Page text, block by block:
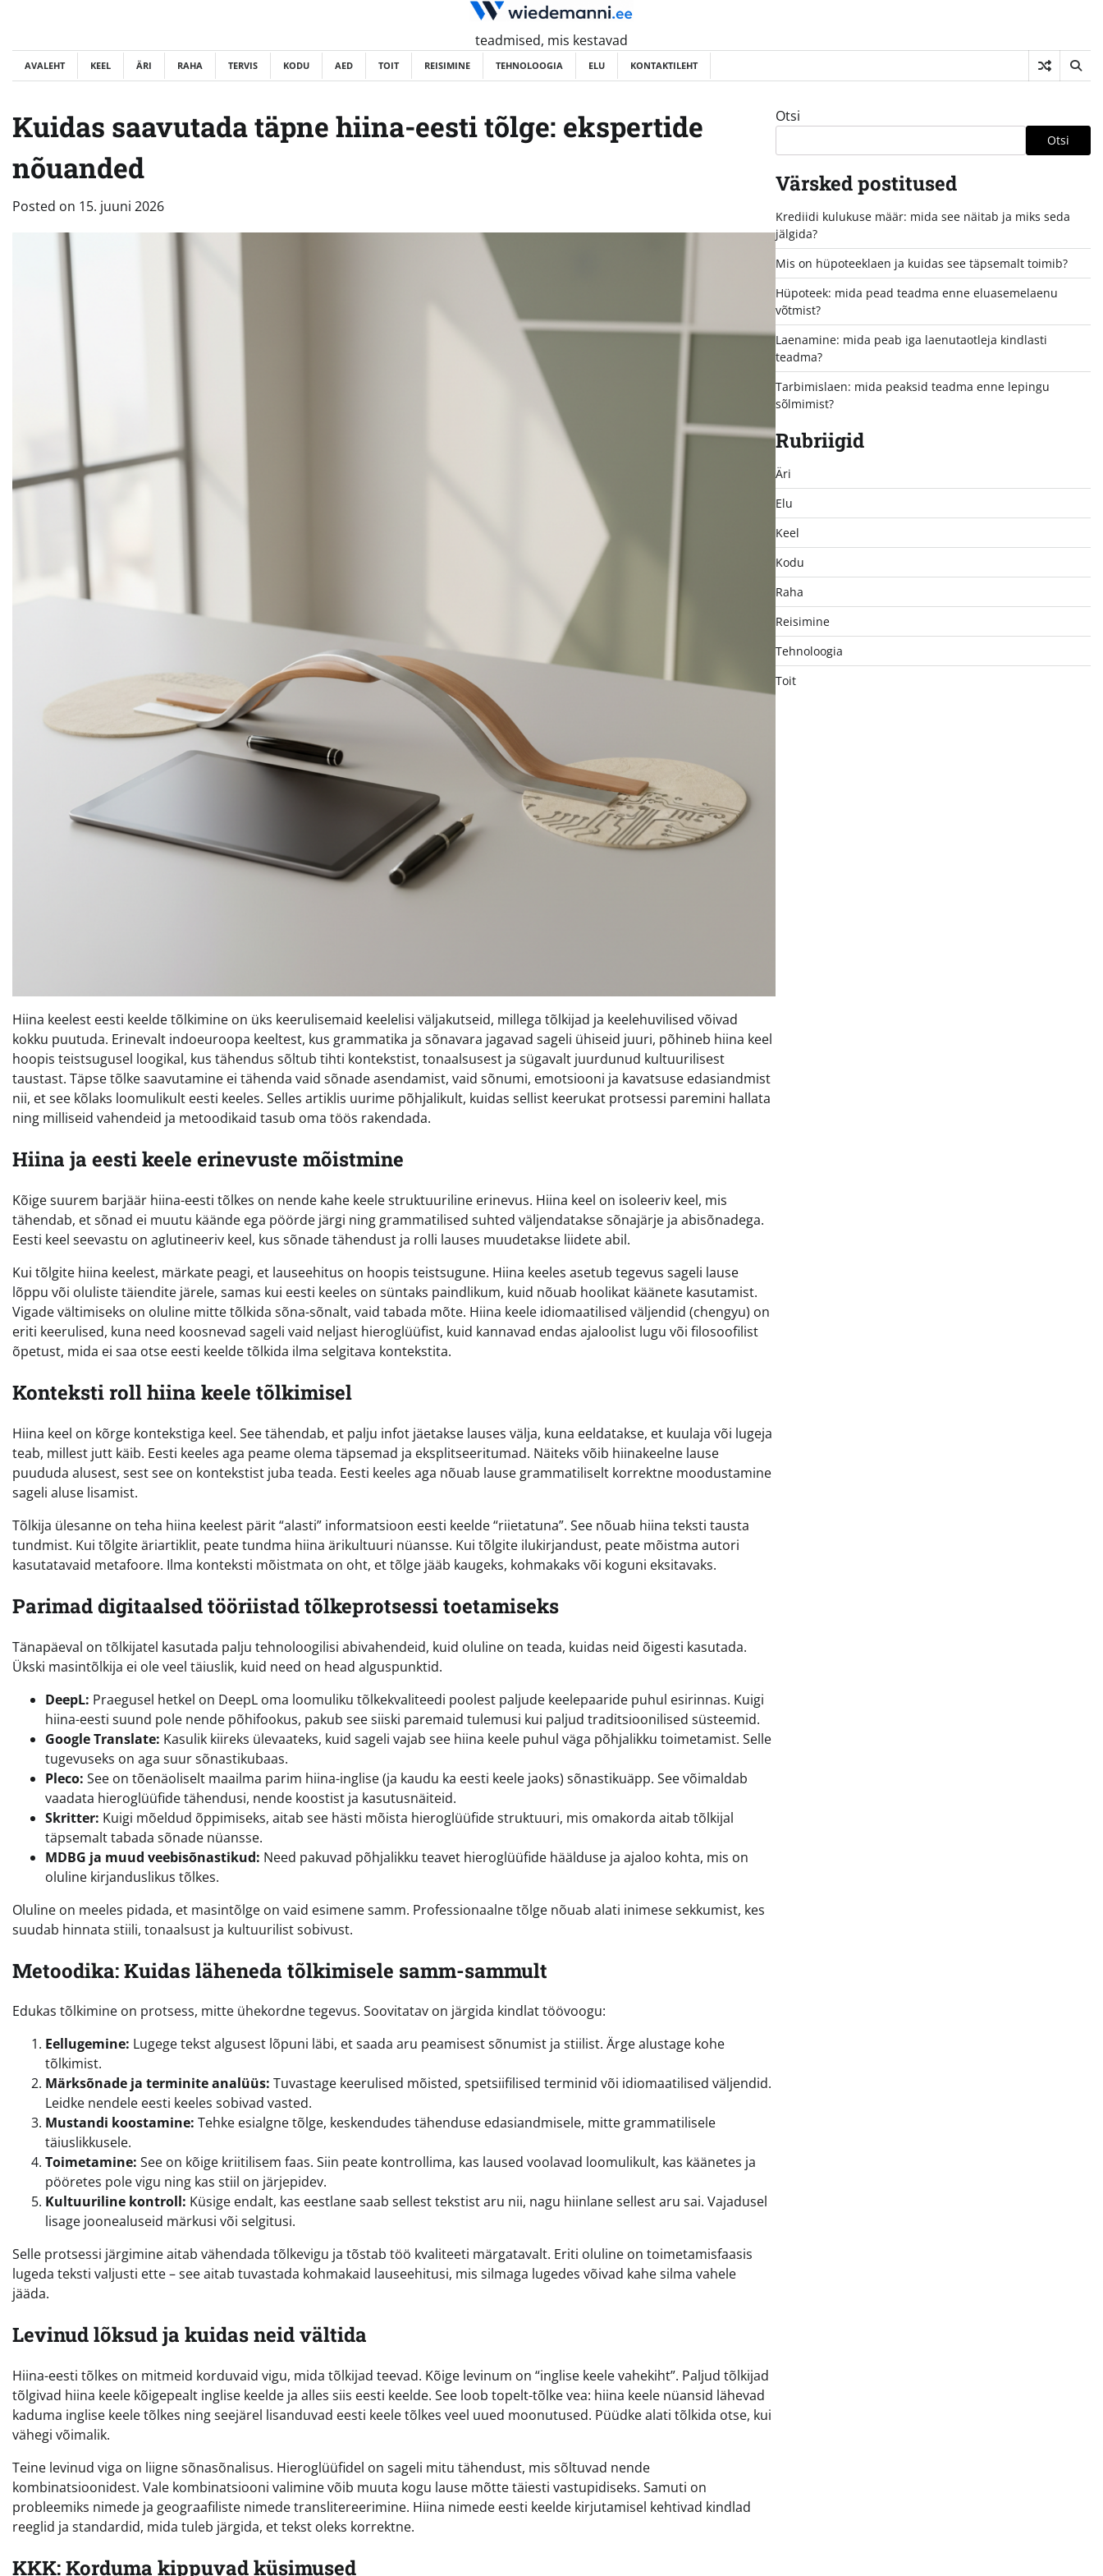
content
teadmised, mis kestavad
AVALEHT KEEL ÄRI RAHA TERVIS KODU AED TOIT REISIMINE TEHNOLOOGIA ELU KONTAKTILEHT
Kuidas saavutada täpne hiina-eesti tõlge: ekspertide
nõuanded
Posted on 15. juuni 2026
Hiina keelest eesti keelde tõlkimine on üks keerulisemaid keelelisi väljakutseid, millega tõlkijad ja keelehuvilised võivad
kokku puutuda. Erinevalt indoeuroopa keeltest, kus grammatika ja sõnavara jagavad sageli ühiseid juuri, põhineb hiina keel
hoopis teistsugusel loogikal, kus tähendus sõltub tihti kontekstist, tonaalsusest ja sügavalt juurdunud kultuurilisest
taustast. Täpse tõlke saavutamine ei tähenda vaid sõnade asendamist, vaid sõnumi, emotsiooni ja kavatsuse edasiandmist
nii, et see kõlaks loomulikult eesti keeles. Selles artiklis uurime põhjalikult, kuidas sellist keerukat protsessi paremini hallata
ning milliseid vahendeid ja metoodikaid tasub oma töös rakendada.
Hiina ja eesti keele erinevuste mõistmine
Kõige suurem barjäär hiina-eesti tõlkes on nende kahe keele struktuuriline erinevus. Hiina keel on isoleeriv keel, mis
tähendab, et sõnad ei muutu käände ega pöörde järgi ning grammatilised suhted väljendatakse sõnajärje ja abisõnadega.
Eesti keel seevastu on aglutineeriv keel, kus sõnade tähendust ja rolli lauses muudetakse liidete abil.
Kui tõlgite hiina keelest, märkate peagi, et lauseehitus on hoopis teistsugune. Hiina keeles asetub tegevus sageli lause
lõppu või oluliste täiendite järele, samas kui eesti keeles on süntaks paindlikum, kuid nõuab hoolikat käänete kasutamist.
Vigade vältimiseks on oluline mitte tõlkida sõna-sõnalt, vaid tabada mõte. Hiina keele idiomaatilised väljendid (chengyu) on
eriti keerulised, kuna need koosnevad sageli vaid neljast hieroglüüfist, kuid kannavad endas ajaloolist lugu või filosoofilist
õpetust, mida ei saa otse eesti keelde tõlkida ilma selgitava kontekstita.
Konteksti roll hiina keele tõlkimisel
Hiina keel on kõrge kontekstiga keel. See tähendab, et palju infot jäetakse lauses välja, kuna eeldatakse, et kuulaja või lugeja
teab, millest jutt käib. Eesti keeles aga peame olema täpsemad ja eksplitseeritumad. Näiteks võib hiinakeelne lause
puududa alusest, sest see on kontekstist juba teada. Eesti keeles aga nõuab lause grammatiliselt korrektne moodustamine
sageli aluse lisamist.
Tõlkija ülesanne on teha hiina keelest pärit “alasti” informatsioon eesti keelde “riietatuna”. See nõuab hiina teksti tausta
tundmist. Kui tõlgite äriartiklit, peate tundma hiina ärikultuuri nüansse. Kui tõlgite ilukirjandust, peate mõistma autori
kasutatavaid metafoore. Ilma konteksti mõistmata on oht, et tõlge jääb kaugeks, kohmakaks või koguni eksitavaks.
Parimad digitaalsed tööriistad tõlkeprotsessi toetamiseks
Tänapäeval on tõlkijatel kasutada palju tehnoloogilisi abivahendeid, kuid oluline on teada, kuidas neid õigesti kasutada.
Ükski masintõlkija ei ole veel täiuslik, kuid need on head alguspunktid.
DeepL: Praegusel hetkel on DeepL oma loomuliku tõlkekvaliteedi poolest paljude keelepaaride puhul esirinnas. Kuigi
hiina-eesti suund pole nende põhifookus, pakub see siiski paremaid tulemusi kui paljud traditsioonilised süsteemid.
Google Translate: Kasulik kiireks ülevaateks, kuid sageli vajab see hiina keele puhul väga põhjalikku toimetamist. Selle
tugevuseks on aga suur sõnastikubaas.
Pleco: See on tõenäoliselt maailma parim hiina-inglise (ja kaudu ka eesti keele jaoks) sõnastikuäpp. See võimaldab
vaadata hieroglüüfide tähendusi, nende koostist ja kasutusnäiteid.
Skritter: Kuigi mõeldud õppimiseks, aitab see hästi mõista hieroglüüfide struktuuri, mis omakorda aitab tõlkijal
täpsemalt tabada sõnade nüansse.
MDBG ja muud veebisõnastikud: Need pakuvad põhjalikku teavet hieroglüüfide häälduse ja ajaloo kohta, mis on
oluline kirjanduslikus tõlkes.
Oluline on meeles pidada, et masintõlge on vaid esimene samm. Professionaalne tõlge nõuab alati inimese sekkumist, kes
suudab hinnata stiili, tonaalsust ja kultuurilist sobivust.
Metoodika: Kuidas läheneda tõlkimisele samm-sammult
Edukas tõlkimine on protsess, mitte ühekordne tegevus. Soovitatav on järgida kindlat töövoogu:
Eellugemine: Lugege tekst algusest lõpuni läbi, et saada aru peamisest sõnumist ja stiilist. Ärge alustage kohe
tõlkimist.
Märksõnade ja terminite analüüs: Tuvastage keerulised mõisted, spetsiifilised terminid või idiomaatilised väljendid.
Leidke nendele eesti keeles sobivad vasted.
Mustandi koostamine: Tehke esialgne tõlge, keskendudes tähenduse edasiandmisele, mitte grammatilisele
täiuslikkusele.
Toimetamine: See on kõige kriitilisem faas. Siin peate kontrollima, kas laused voolavad loomulikult, kas käänetes ja
pööretes pole vigu ning kas stiil on järjepidev.
Kultuuriline kontroll: Küsige endalt, kas eestlane saab sellest tekstist aru nii, nagu hiinlane sellest aru sai. Vajadusel
lisage joonealuseid märkusi või selgitusi.
Selle protsessi järgimine aitab vähendada tõlkevigu ja tõstab töö kvaliteeti märgatavalt. Eriti oluline on toimetamisfaasis
lugeda teksti valjusti ette – see aitab tuvastada kohmakaid lauseehitusi, mis silmaga lugedes võivad kahe silma vahele
jääda.
Levinud lõksud ja kuidas neid vältida
Hiina-eesti tõlkes on mitmeid korduvaid vigu, mida tõlkijad teevad. Kõige levinum on “inglise keele vahekiht”. Paljud tõlkijad
tõlgivad hiina keele kõigepealt inglise keelde ja alles siis eesti keelde. See loob topelt-tõlke vea: hiina keele nüansid lähevad
kaduma inglise keele tõlkes ning seejärel lisanduvad eesti keele tõlkes veel uued moonutused. Püüdke alati tõlkida otse, kui
vähegi võimalik.
Teine levinud viga on liigne sõnasõnalisus. Hieroglüüfidel on sageli mitu tähendust, mis sõltuvad nende
kombinatsioonidest. Vale kombinatsiooni valimine võib muuta kogu lause mõtte täiesti vastupidiseks. Samuti on
probleemiks nimede ja geograafiliste nimede translitereerimine. Hiina nimede eesti keelde kirjutamisel kehtivad kindlad
reeglid ja standardid, mida tuleb järgida, et tekst oleks korrektne.
KKK: Korduma kippuvad küsimused
Otsi
Otsi
Värsked postitused
Krediidi kulukuse määr: mida see näitab ja miks seda
jälgida?
Mis on hüpoteeklaen ja kuidas see täpsemalt toimib?
Hüpoteek: mida pead teadma enne eluasemelaenu
võtmist?
Laenamine: mida peab iga laenutaotleja kindlasti
teadma?
Tarbimislaen: mida peaksid teadma enne lepingu
sõlmimist?
Rubriigid
Äri
Elu
Keel
Kodu
Raha
Reisimine
Tehnoloogia
Toit